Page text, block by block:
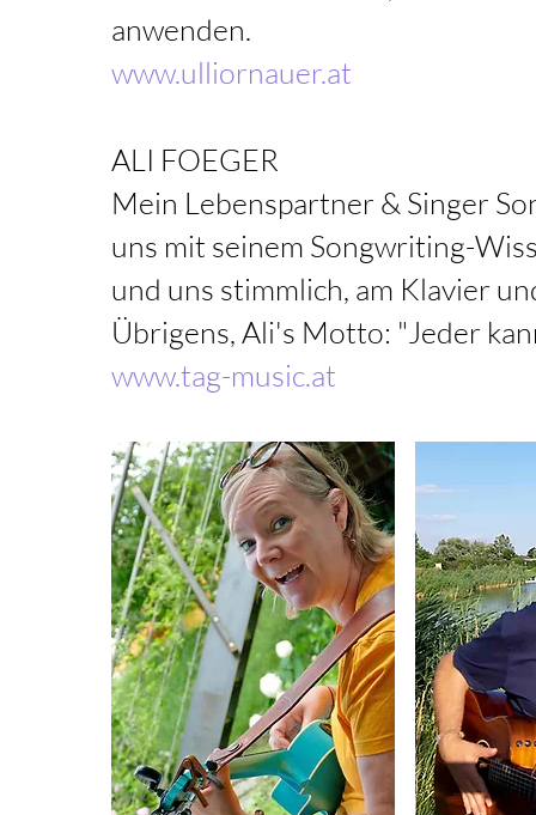
anwenden.
www.ulliornauer.at
ALI FOEGER
Mein Lebenspartner & Singer
uns mit seinem Songwriting-
und uns stimmlich, am Klavier
Übrigens, Ali's Motto: "Jeder
www.tag-music.at